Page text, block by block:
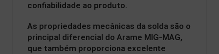
confiabilidade ao produto.
As propriedades mecânicas da solda são o
principal diferencial do Arame MIG-MAG,
que também proporciona excelente